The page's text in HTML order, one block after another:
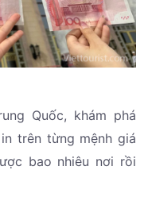
Quốc, khám phá
trên từng mệnh giá
bao nhiêu nơi rồi